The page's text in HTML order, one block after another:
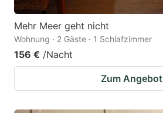
Mehr Meer geht nicht
Wohnung · 2 Gäste · 1 Schlafzimmer
156 € /Nacht
Zum Angebot